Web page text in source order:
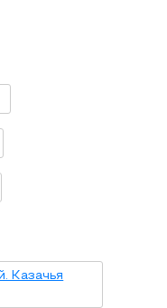
Казачья